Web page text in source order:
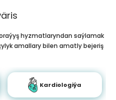
hyzmatlaryndan saýlamak
amallary bilen amatly bejeriş
Kardiologiýa